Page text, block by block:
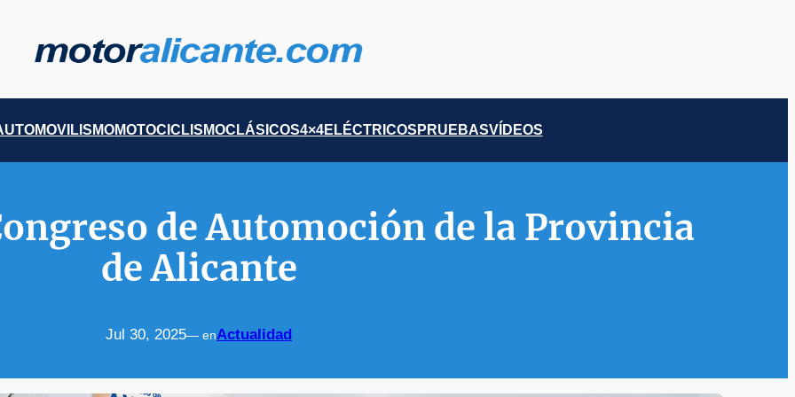
MOTOCICLISMOCLÁSICOS4×4ELÉCTRICOS PRUEBASVÍDEOS
de Automoción de la Provincia
de Alicante
Jul 30, 2025— enActualidad